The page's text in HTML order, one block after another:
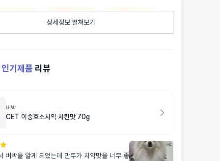
상세정보 펼쳐보기
인기제품 리뷰
버박
CET 이중효소치약 치킨맛 70g
버박을 알게 되었는데 만두가 치약맛을 너무 좋